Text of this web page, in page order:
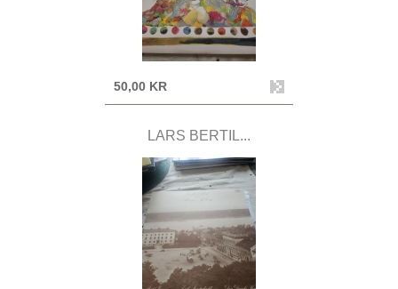
50,00 KR
LARS BERTIL...